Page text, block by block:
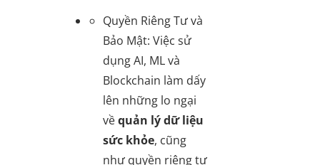
Quyền Riêng Tư và
Bảo Mật: Việc sử
dụng AI, ML và
Blockchain làm dấy
lên những lo ngại
vềquản lý dữ liệu
sức khỏe, cũng
như quyền riêng tư